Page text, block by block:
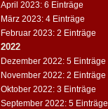
April 2023: 6 Einträge
März 2023: 4 Einträge
Februar 2023: 2 Einträge
2022
Dezember 2022: 5 Einträge
November 2022: 2 Einträge
Oktober 2022: 3 Einträge
September 2022: 5 Einträge